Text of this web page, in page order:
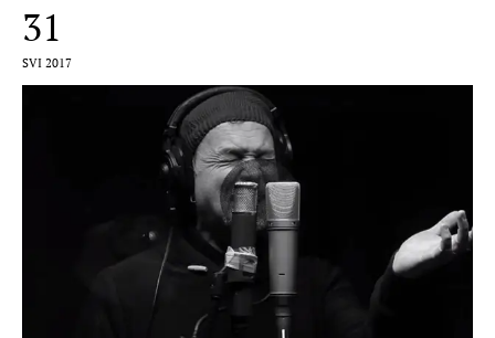
31
SVI 2017